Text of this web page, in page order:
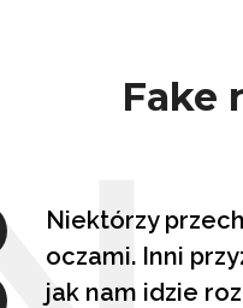
Fake
Niektórzy
oczami. Inni
jak nam idzie